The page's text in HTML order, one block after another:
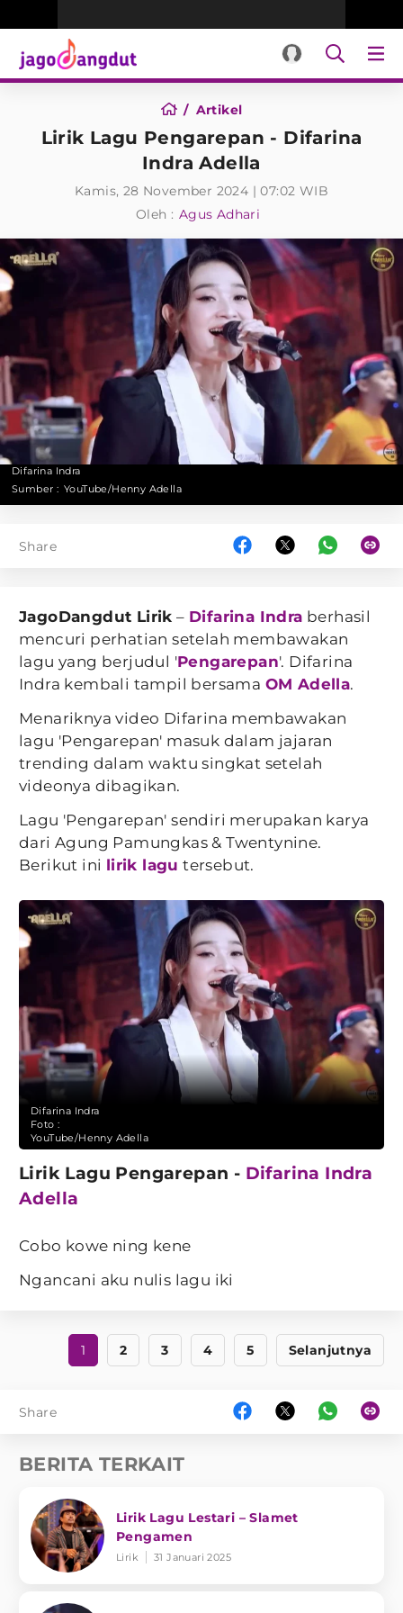
Artikel
Lirik Lagu Pengarepan - Difarina
Indra Adella
Kamis, 28 November 2024 | 07:02 WIB
Oleh : Agus Adhari
Difarina Indra
Sumber : YouTube/Henny Adella
Share
JagoDangdut Lirik – Difarina Indra berhasil
mencuri perhatian setelah membawakan
lagu yang berjudul 'Pengarepan'. Difarina
Indra kembali tampil bersama OM Adella.
Menariknya video Difarina membawakan
lagu 'Pengarepan' masuk dalam jajaran
trending dalam waktu singkat setelah
videonya dibagikan.
Lagu 'Pengarepan' sendiri merupakan karya
dari Agung Pamungkas & Twentynine.
Berikut ini lirik lagu tersebut.
Difarina Indra
Foto :
YouTube/Henny Adella
Lirik Lagu Pengarepan - Difarina Indra
Adella
Cobo kowe ning kene
Ngancani aku nulis lagu iki
1 2 3 4 5 Selanjutnya
Share
BERITA TERKAIT
Lirik Lagu Lestari – Slamet
Pengamen
Lirik 31 Januari 2025